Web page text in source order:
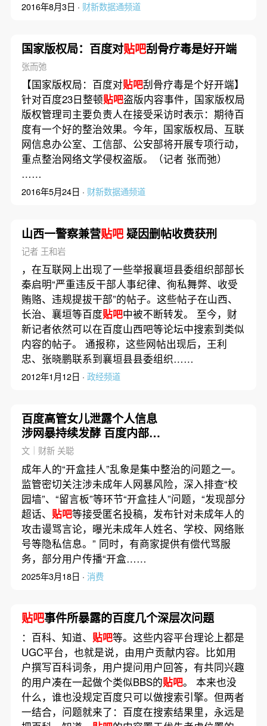
2016年8月3日 · 财新数据通频道
国家版权局：百度对贴吧刮骨疗毒是好开端
张而弛
【国家版权局：百度对贴吧刮骨疗毒是个好开端】
针对百度23日整顿贴吧盗版内容事件，国家版权局
版权管理司主要负责人在接受采访时表示：期待百
度有一个好的整治效果。今年，国家版权局、互联
网信息办公室、工信部、公安部将开展专项行动，
重点整治网络文学侵权盗版。（记者 张而弛）
……
2016年5月24日 · 财新数据通频道
山西一警察兼营贴吧疑因删帖收费获刑
记者 王和岩
，在互联网上出现了一些举报襄垣县委组织部部长
秦启明“严重违反干部人事纪律、徇私舞弊、收受
贿赂、违规提拔干部”的帖子。这些帖子在山西、
长治、襄垣等百度贴吧中被不断转发。 至今，财
新记者依然可以在百度山西吧等论坛中搜索到类似
内容的帖子。 通报称，这些网帖出现后，王利
忠、张晓鹏联系到襄垣县县委组织……
2012年1月12日 · 政经频道
百度高管女儿泄露个人信息
涉网暴持续发酵 百度内部否
认信息泄露
文｜财新 关聪
成年人的“开盒挂人”乱象是集中整治的问题之一。
监管密切关注涉未成年人网暴风险，深入排查“校
园墙”、“留言板”等环节“开盒挂人”问题，“发现部分
超话、 贴吧等接受匿名投稿，发布针对未成年人的
攻击谩骂言论，曝光未成年人姓名、学校、网络账
号等隐私信息。” 同时，有商家提供有偿代骂服
务，部分用户传播“开盒……
2025年3月18日 · 消费
贴吧事件所暴露的百度几个深层次问题
：百科、知道、 贴吧等。这些内容平台理论上都是
UGC平台，也就是说，由用户贡献内容。比如用
户撰写百科词条，用户提问用户回答，有共同兴趣
的用户凑在一起做个类似BBS的贴吧。 本来也没
什么，谁也没规定百度只可以做搜索引擎。但两者
一结合，问题就来了：百度在搜索结果里，永远是